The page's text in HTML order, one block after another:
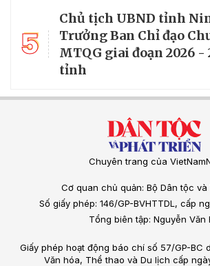
5
Chủ tịch UBND tỉnh
Trưởng Ban Chỉ đạo
MTQG giai đoạn 2026 -
tỉnh
Chuyên trang của
Cơ quan chủ quản: Bộ Dân tộc và
Số giấy phép: 146/GP-BVHTTDL, cấp
Tổng biên tập: Nguyễn Văn
Giấy phép hoạt động báo chí số 57/GP-BC
Văn hóa, Thể thao và Du lịch cấp